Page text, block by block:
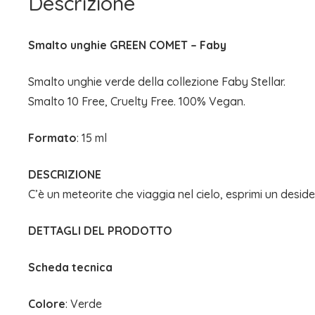
Smalto unghie GREEN COMET – Faby
Smalto unghie verde della collezione Faby Stellar.
Smalto 10 Free, Cruelty Free. 100% Vegan.
Formato: 15 ml
DESCRIZIONE
C’è un meteorite che viaggia nel cielo, esprimi un
DETTAGLI DEL PRODOTTO
Scheda tecnica
Colore: Verde